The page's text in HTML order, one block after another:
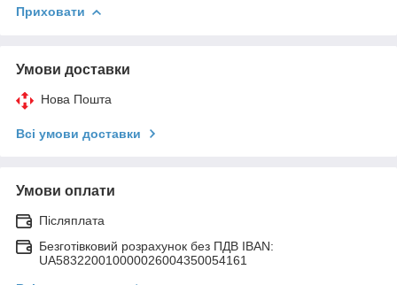
Приховати
Умови доставки
Нова Пошта
Всі умови доставки
Умови оплати
Післяплата
Безготівковий розрахунок без ПДВ IBAN:
UA583220010000026004350054161